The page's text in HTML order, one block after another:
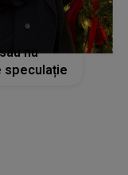
nu
speculație